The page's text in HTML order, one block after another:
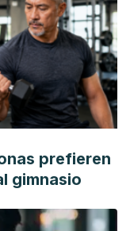
prefieren
gimnasio